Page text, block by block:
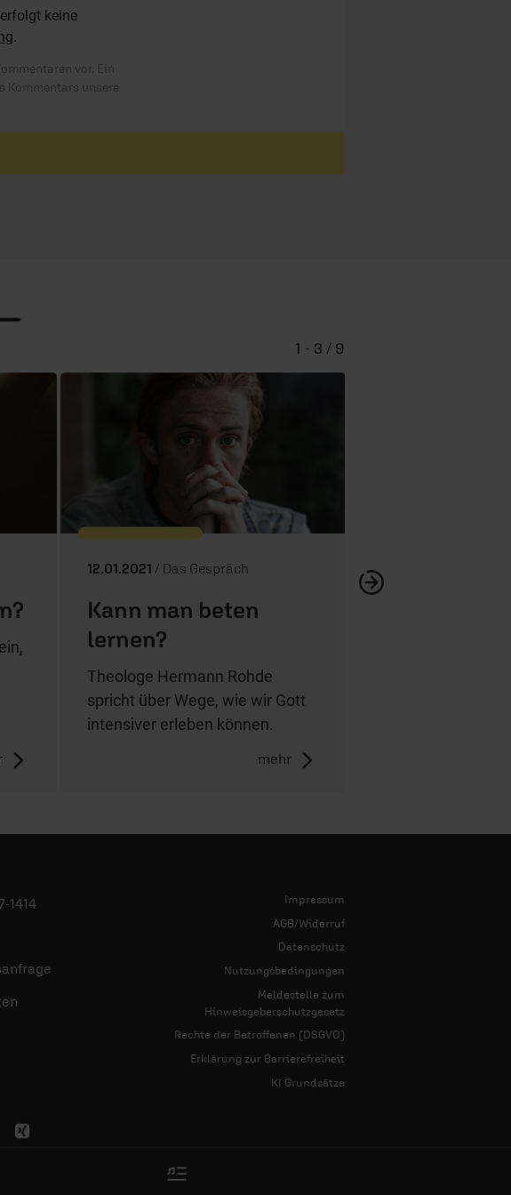
keine
.
vor. Ein
Kommentars unsere
12.01.2021 / Das Gespräch
Kann man beten
lernen?
Theologe Hermann Rohde
spricht über Wege, wie wir Gott
intensiver erleben können.
mehr
1 - 3 / 9
1414
Impressum
AGB/Widerruf
Datenschutz
Nutzungsbedingungen
Meldestelle zum
Hinweisgeberschutzgesetz
Rechte der Betroffenen (DSGVO)
Erklärung zur Barrierefreiheit
KI Grundsätze